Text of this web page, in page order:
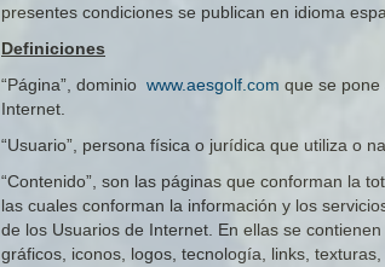
presentes condiciones se publican en idioma
Definiciones
“Página”, dominio www.aesgolf.com que se pone
Internet.
“Usuario”, persona física o jurídica que utiliza o
“Contenido”, son las páginas que conforman la
las cuales conforman la información y los
de los Usuarios de Internet. En ellas se
gráficos, iconos, logos, tecnología, links,